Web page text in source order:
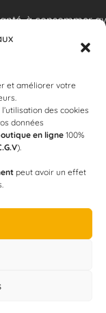
et améliorer votre
l’utilisation des cookies
données
en ligne100%
).
peut avoir un effet
à consommer
email